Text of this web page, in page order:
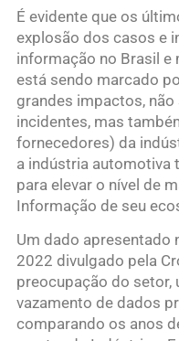
É evidente que os
explosão dos casos e
informação no Brasil e
está sendo marcado
grandes impactos,
incidentes, mas
fornecedores) da
a indústria automotiva
para elevar o nível de
Informação de seu
Um dado apresentado
2022 divulgado pela
preocupação do setor,
vazamento de dados
comparando os anos